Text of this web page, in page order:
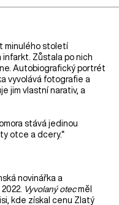
minulého století
infarkt. Zůstala po nich
Autobiografický portrét
vyvolává fotografie a
jim vlastní narativ, a
stává jedinou
otce a dcery.“
novinářka a
Vyvolaný otecměl
kde získal cenu Zlatý